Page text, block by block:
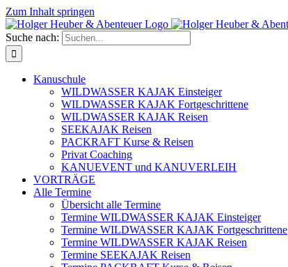
Zum Inhalt springen
Suche nach:
Kanuschule
WILDWASSER KAJAK Einsteiger
WILDWASSER KAJAK Fortgeschrittene
WILDWASSER KAJAK Reisen
SEEKAJAK Reisen
PACKRAFT Kurse & Reisen
Privat Coaching
KANUEVENT und KANUVERLEIH
VORTRÄGE
Alle Termine
Übersicht alle Termine
Termine WILDWASSER KAJAK Einsteiger
Termine WILDWASSER KAJAK Fortgeschrittene
Termine WILDWASSER KAJAK Reisen
Termine SEEKAJAK Reisen